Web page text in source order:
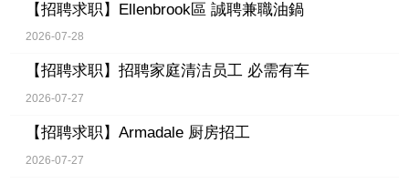
【招聘求职】 Ellenbrook區 誠聘兼職油鍋
2026-07-28
【招聘求职】 招聘家庭清洁员工 必需有车
2026-07-27
【招聘求职】 Armadale 厨房招工
2026-07-27